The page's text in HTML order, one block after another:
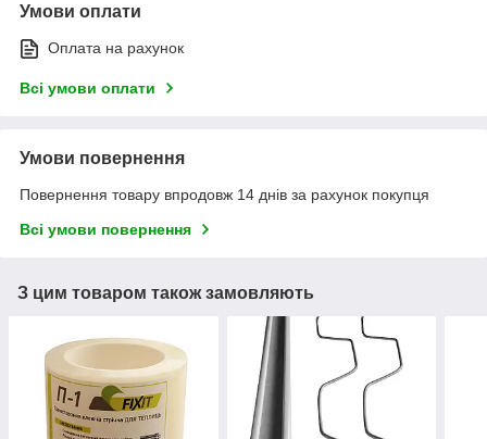
Умови оплати
Оплата на рахунок
Всі умови оплати
Умови повернення
Повернення товару впродовж 14 днів за рахунок покупця
Всі умови повернення
З цим товаром також замовляють